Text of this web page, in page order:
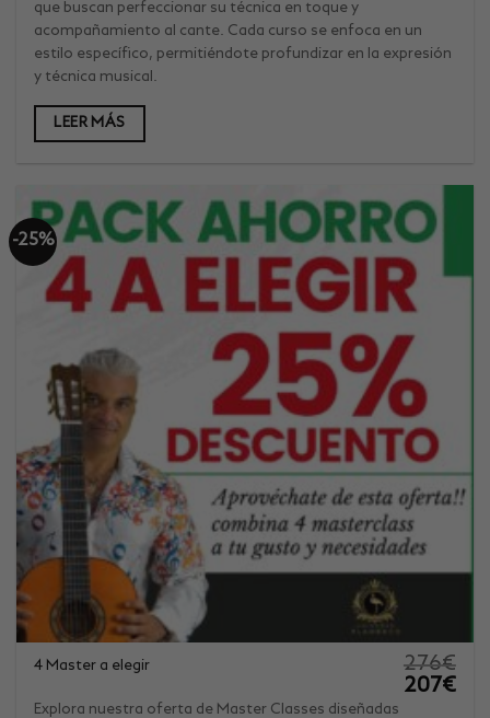
que buscan perfeccionar su técnica en toque y
acompañamiento al cante. Cada curso se enfoca en un
estilo específico, permitiéndote profundizar en la expresión
y técnica musical.
LEER MÁS
-25%
4 Master a elegir 276€
El
precio
207€El
Explora nuestra oferta de Master Classes diseñadas